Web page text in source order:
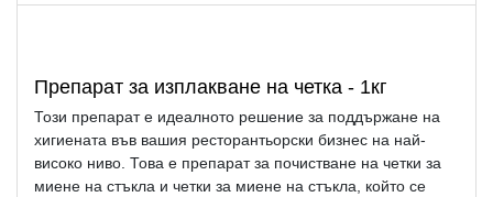
Препарат за изплакване на четка - 1кг
Този препарат е идеалното решение за поддържане на
хигиената във вашия ресторантьорски бизнес на най-
високо ниво. Това е препарат за почистване на четки за
миене на стъкла и четки за миене на стъкла, който се